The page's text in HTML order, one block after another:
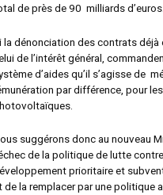
de près de 90 milliards d’euros.
la dénonciation des contrats
de l’intérêt général,
d’aides qu’il s’agisse de
par différence, pour
suggérons donc au nouveau
de la politique de lutte
prioritaire et
de la remplacer par une politique